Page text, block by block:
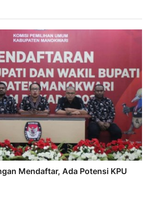
Mendaftar, Ada Potensi KPU